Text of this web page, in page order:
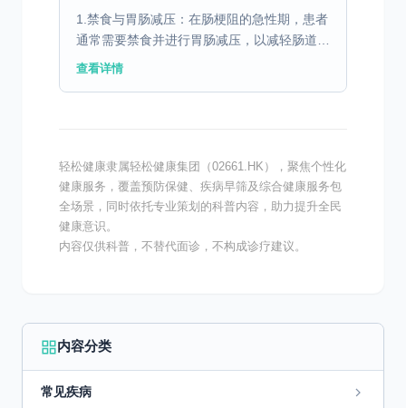
1.禁食与胃肠减压：在肠梗阻的急性期，患者
通常需要禁食并进行胃肠减压，以减轻肠道负
担，缓解症状。在此期间，医生会通过静脉输
查看详情
轻松健康隶属轻松健康集团（02661.HK），聚焦个性化
健康服务，覆盖预防保健、疾病早筛及综合健康服务包
全场景，同时依托专业策划的科普内容，助力提升全民
健康意识。
内容仅供科普，不替代面诊，不构成诊疗建议。
内容分类
常见疾病